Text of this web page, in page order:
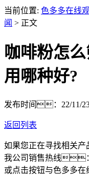
当前位置: 色多多在线
闻 > 正文
咖啡粉怎
用哪种好?
发布时间：22/11/
返回列表
如果您正在寻找相关
我公司销售热线
或点击按钮与色多多